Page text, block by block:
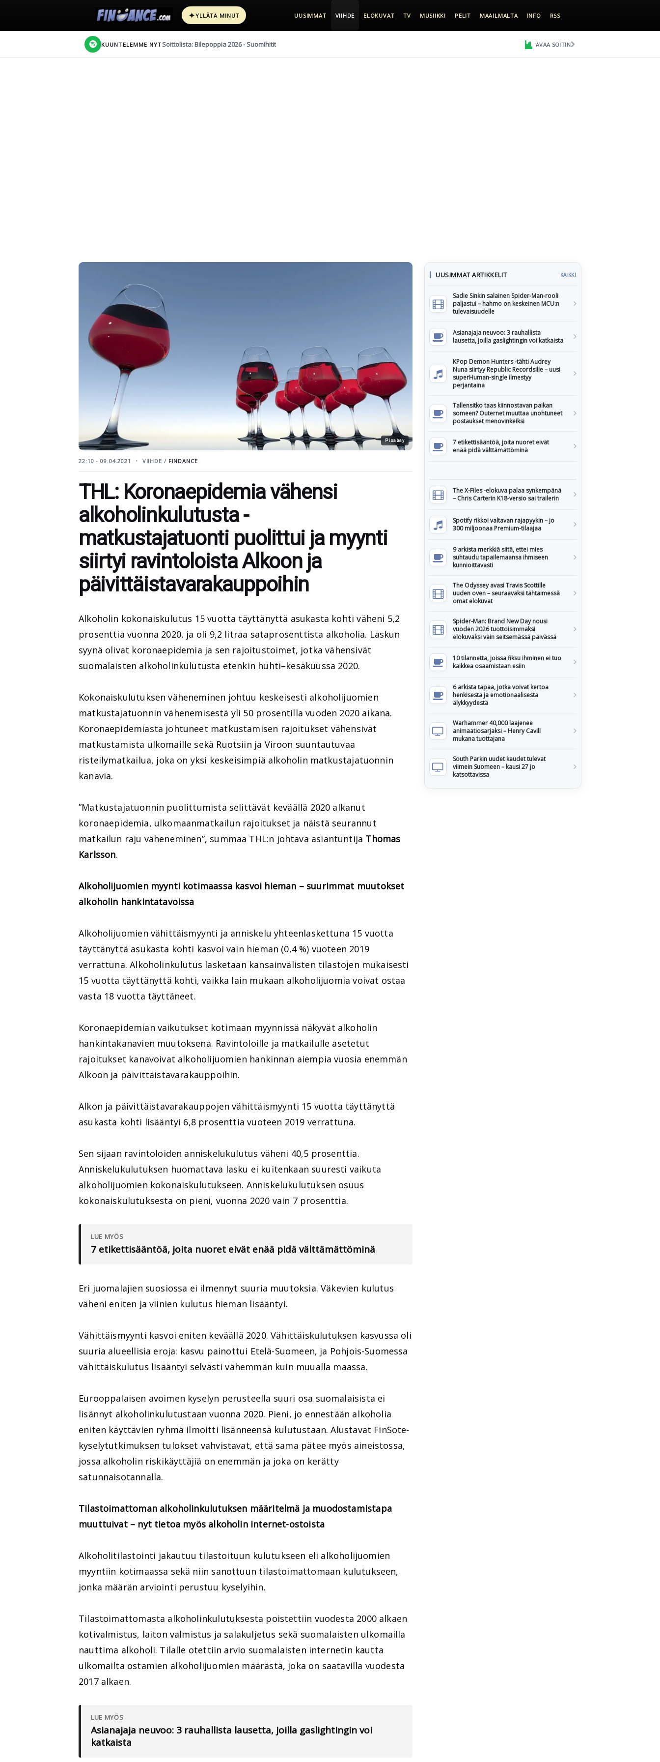
✦YLLÄTÄ MINUT UUSIMMAT VIIHDE ELOKUVAT TV MUSIIKKI PELIT MAAILMALTA INFO RSS
KUUNTELEMME NYT Soittolista: Bilepoppia 2026 - Suomihitit AVAA SOITIN
Pixabay
22:10 - 09.04.2021 VIIHDE / FINDANCE
THL: Koronaepidemia vähensi
alkoholinkulutusta -
matkustajatuonti puolittui ja myynti
siirtyi ravintoloista Alkoon ja
päivittäistavarakauppoihin
Alkoholin kokonaiskulutus 15 vuotta täyttänyttä asukasta kohti väheni 5,2
prosenttia vuonna 2020, ja oli 9,2 litraa sataprosenttista alkoholia. Laskun
syynä olivat koronaepidemia ja sen rajoitustoimet, jotka vähensivät
suomalaisten alkoholinkulutusta etenkin huhti–kesäkuussa 2020.
Kokonaiskulutuksen väheneminen johtuu keskeisesti alkoholijuomien
matkustajatuonnin vähenemisestä yli 50 prosentilla vuoden 2020 aikana.
Koronaepidemiasta johtuneet matkustamisen rajoitukset vähensivät
matkustamista ulkomaille sekä Ruotsiin ja Viroon suuntautuvaa
risteilymatkailua, joka on yksi keskeisimpiä alkoholin matkustajatuonnin
kanavia.
”Matkustajatuonnin puolittumista selittävät keväällä 2020 alkanut
koronaepidemia, ulkomaanmatkailun rajoitukset ja näistä seurannut
matkailun raju väheneminen”, summaa THL:n johtava asiantuntija Thomas
Karlsson.
Alkoholijuomien myynti kotimaassa kasvoi hieman – suurimmat muutokset
alkoholin hankintatavoissa
Alkoholijuomien vähittäismyynti ja anniskelu yhteenlaskettuna 15 vuotta
täyttänyttä asukasta kohti kasvoi vain hieman (0,4 %) vuoteen 2019
verrattuna. Alkoholinkulutus lasketaan kansainvälisten tilastojen mukaisesti
15 vuotta täyttänyttä kohti, vaikka lain mukaan alkoholijuomia voivat ostaa
vasta 18 vuotta täyttäneet.
Koronaepidemian vaikutukset kotimaan myynnissä näkyvät alkoholin
hankintakanavien muutoksena. Ravintoloille ja matkailulle asetetut
rajoitukset kanavoivat alkoholijuomien hankinnan aiempia vuosia enemmän
Alkoon ja päivittäistavarakauppoihin.
Alkon ja päivittäistavarakauppojen vähittäismyynti 15 vuotta täyttänyttä
asukasta kohti lisääntyi 6,8 prosenttia vuoteen 2019 verrattuna.
Sen sijaan ravintoloiden anniskelukulutus väheni 40,5 prosenttia.
Anniskelukulutuksen huomattava lasku ei kuitenkaan suuresti vaikuta
alkoholijuomien kokonaiskulutukseen. Anniskelukulutuksen osuus
kokonaiskulutuksesta on pieni, vuonna 2020 vain 7 prosenttia.
LUE MYÖS
7 etikettisääntöä, joita nuoret eivät enää pidä välttämättöminä
Eri juomalajien suosiossa ei ilmennyt suuria muutoksia. Väkevien kulutus
väheni eniten ja viinien kulutus hieman lisääntyi.
Vähittäismyynti kasvoi eniten keväällä 2020. Vähittäiskulutuksen kasvussa oli
suuria alueellisia eroja: kasvu painottui Etelä-Suomeen, ja Pohjois-Suomessa
vähittäiskulutus lisääntyi selvästi vähemmän kuin muualla maassa.
Eurooppalaisen avoimen kyselyn perusteella suuri osa suomalaisista ei
lisännyt alkoholinkulutustaan vuonna 2020. Pieni, jo ennestään alkoholia
eniten käyttävien ryhmä ilmoitti lisänneensä kulutustaan. Alustavat FinSote-
kyselytutkimuksen tulokset vahvistavat, että sama pätee myös aineistossa,
jossa alkoholin riskikäyttäjiä on enemmän ja joka on kerätty
satunnaisotannalla.
Tilastoimattoman alkoholinkulutuksen määritelmä ja muodostamistapa
muuttuivat – nyt tietoa myös alkoholin internet-ostoista
Alkoholitilastointi jakautuu tilastoituun kulutukseen eli alkoholijuomien
myyntiin kotimaassa sekä niin sanottuun tilastoimattomaan kulutukseen,
jonka määrän arviointi perustuu kyselyihin.
Tilastoimattomasta alkoholinkulutuksesta poistettiin vuodesta 2000 alkaen
kotivalmistus, laiton valmistus ja salakuljetus sekä suomalaisten ulkomailla
nauttima alkoholi. Tilalle otettiin arvio suomalaisten internetin kautta
ulkomailta ostamien alkoholijuomien määrästä, joka on saatavilla vuodesta
2017 alkaen.
LUE MYÖS
Asianajaja neuvoo: 3 rauhallista lausetta, joilla gaslightingin voi
katkaista
UUSIMMAT ARTIKKELIT KAIKKI
Sadie Sinkin salainen Spider-Man-rooli
paljastui – hahmo on keskeinen MCU:n
tulevaisuudelle
Asianajaja neuvoo: 3 rauhallista
lausetta, joilla gaslightingin voi katkaista
KPop Demon Hunters -tähti Audrey
Nuna siirtyy Republic Recordsille – uusi
superHuman-single ilmestyy
perjantaina
Tallensitko taas kiinnostavan paikan
someen? Outernet muuttaa unohtuneet
postaukset menovinkeiksi
7 etikettisääntöä, joita nuoret eivät
enää pidä välttämättöminä
The X-Files -elokuva palaa synkempänä
– Chris Carterin K18-versio sai trailerin
Spotify rikkoi valtavan rajapyykin – jo
300 miljoonaa Premium-tilaajaa
9 arkista merkkiä siitä, ettei mies
suhtaudu tapailemaansa ihmiseen
kunnioittavasti
The Odyssey avasi Travis Scottille
uuden oven – seuraavaksi tähtäimessä
omat elokuvat
Spider-Man: Brand New Day nousi
vuoden 2026 tuottoisimmaksi
elokuvaksi vain seitsemässä päivässä
10 tilannetta, joissa fiksu ihminen ei tuo
kaikkea osaamistaan esiin
6 arkista tapaa, jotka voivat kertoa
henkisestä ja emotionaalisesta
älykkyydestä
Warhammer 40,000 laajenee
animaatiosarjaksi – Henry Cavill
mukana tuottajana
South Parkin uudet kaudet tulevat
viimein Suomeen – kausi 27 jo
katsottavissa